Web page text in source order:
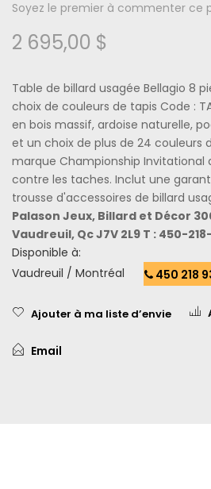
Soyez le premier à commenter ce
2 695,00 $
Table de billard usagée Bellagio 8
choix de couleurs de tapis Code :
en bois massif, ardoise naturelle,
et un choix de plus de 24 couleurs
marque Championship
contre les taches. Inclut une
trousse d'accessoires de billard
Palason Jeux, Billard et Décor
Vaudreuil, Qc J7V 2L9 T : 450-
Disponible à:
Vaudreuil / Montréal
450 218
Ajouter à ma liste d’envie
Email